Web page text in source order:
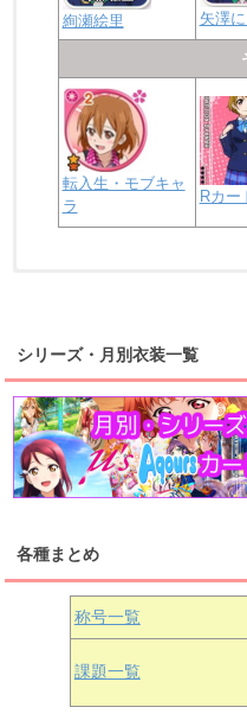
絢瀬絵里 矢澤に
転入生・モブキャ
ラ
Rカー
桜内梨子 高海
浦の
津島善子 黒澤
浦の
上原歩夢 宮下愛
虹ヶ
中須かすみ 天王
シリーズ・月別衣装一覧
各種まとめ
称号一覧
課題一覧